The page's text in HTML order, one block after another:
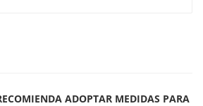
ADOPTAR MEDIDAS PARA